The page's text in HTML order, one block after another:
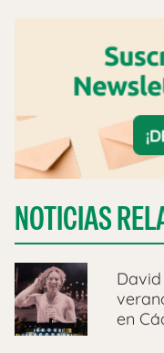
NOTICIAS
en